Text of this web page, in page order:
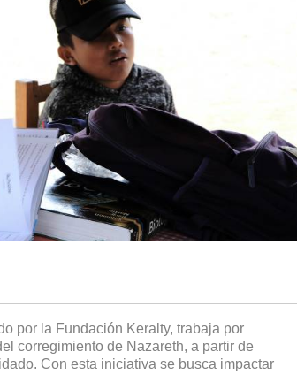
por la Fundación Keralty, trabaja por
corregimiento de Nazareth, a partir de
Con esta iniciativa se busca impactar